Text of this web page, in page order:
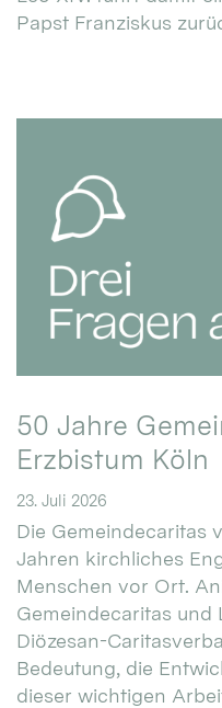
Papst Franziskus
50 Jahre
Erzbistum Köln
23. Juli 2026
Die Gemeindecaritas
Jahren kirchliches
Menschen vor Ort.
Gemeindecaritas und
Diözesan-
Bedeutung, die
dieser wichtigen